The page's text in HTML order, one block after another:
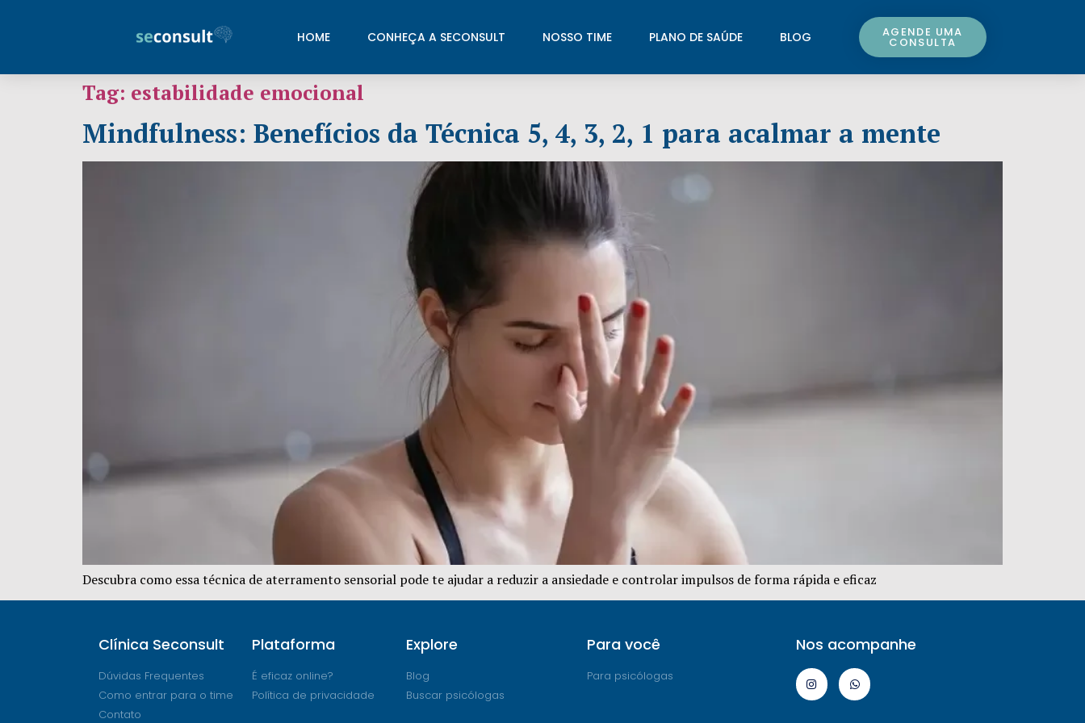
HOME CONHEÇA A SECONSULT NOSSO TIME PLANO DE SAÚDE BLOG AGENDE UMA
CONSULTA
Tag: estabilidade emocional
Mindfulness: Benefícios da Técnica 5, 4, 3, 2, 1 para acalmar a mente
Descubra como essa técnica de aterramento sensorial pode te ajudar a reduzir a ansiedade e controlar impulsos de forma rápida e eficaz
Clínica Seconsult
Dúvidas Frequentes
Como entrar para o time
Contato
Plataforma
É eficaz online?
Política de privacidade
Explore
Blog
Buscar psicólogas
Para você
Para psicólogas
Nos acompanhe